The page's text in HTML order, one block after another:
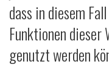
dass in diesem
Funktionen
genutzt werden